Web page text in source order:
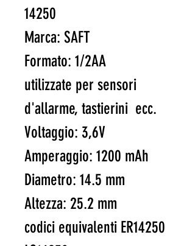
14250
Marca: SAFT
Formato: 1/2AA
utilizzate per sensori
d'allarme, tastierini ecc.
Voltaggio: 3,6V
Amperaggio: 1200 mAh
Diametro: 14.5 mm
Altezza: 25.2 mm
codici equivalenti ER14250